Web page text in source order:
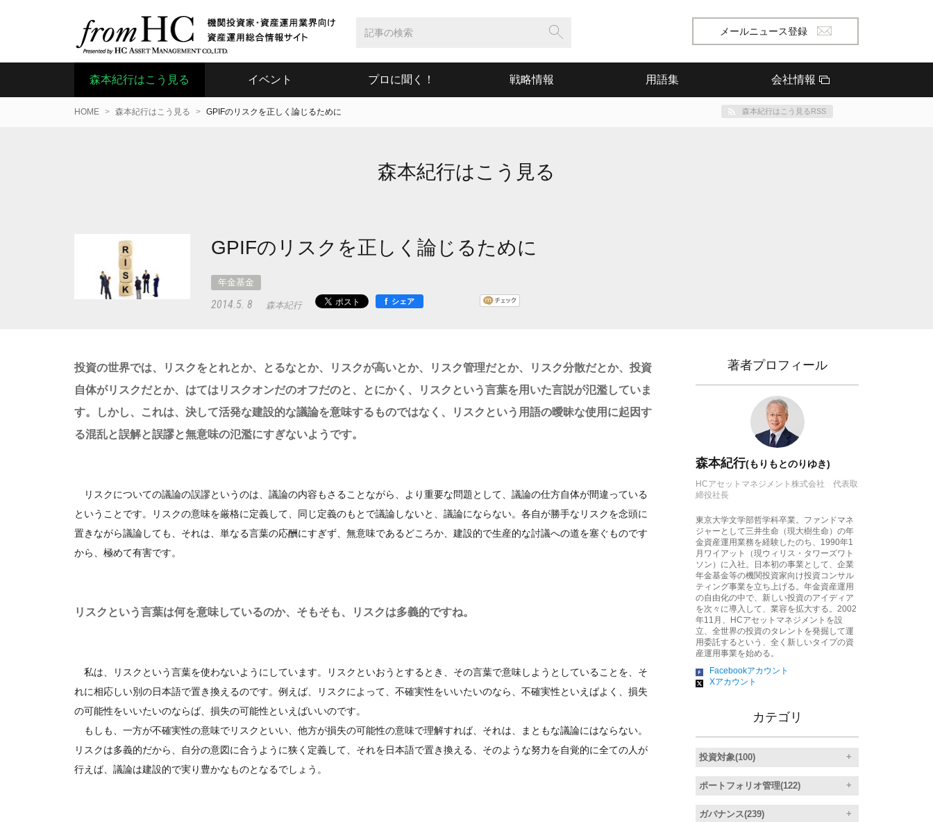
メールニュース登録
森本紀行はこう見る イベント プロに聞く！ 戦略情報 用語集 会社情報
HOME 森本紀行はこう見る GPIFのリスクを正しく論じるために 森本紀行はこう見るRSS
森本紀行はこう見る
GPIFのリスクを正しく論じるために
年金基金
2014.5. 8 森本紀行 f シェア
投資の世界では、リスクをとれとか、とるなとか、リスクが高いとか、リスク管理だとか、リスク分散だとか、投資
自体がリスクだとか、はてはリスクオンだのオフだのと、とにかく、リスクという言葉を用いた言説が氾濫していま
す。しかし、これは、決して活発な建設的な議論を意味するものではなく、リスクという用語の曖昧な使用に起因す
る混乱と誤解と誤謬と無意味の氾濫にすぎないようです。
リスクについての議論の誤謬というのは、議論の内容もさることながら、より重要な問題として、議論の仕方自体が間違っている
ということです。リスクの意味を厳格に定義して、同じ定義のもとで議論しないと、議論にならない。各自が勝手なリスクを念頭に
置きながら議論しても、それは、単なる言葉の応酬にすぎず、無意味であるどころか、建設的で生産的な討議への道を塞ぐものです
から、極めて有害です。
リスクという言葉は何を意味しているのか、そもそも、リスクは多義的ですね。
私は、リスクという言葉を使わないようにしています。リスクといおうとするとき、その言葉で意味しようとしていることを、そ
れに相応しい別の日本語で置き換えるのです。例えば、リスクによって、不確実性をいいたいのなら、不確実性といえばよく、損失
の可能性をいいたいのならば、損失の可能性といえばいいのです。
もしも、一方が不確実性の意味でリスクといい、他方が損失の可能性の意味で理解すれば、それは、まともな議論にはならない。
リスクは多義的だから、自分の意図に合うように狭く定義して、それを日本語で置き換える、そのような努力を自覚的に全ての人が
行えば、議論は建設的で実り豊かなものとなるでしょう。
著者プロフィール
森本紀行(もりもとのりゆき)
HCアセットマネジメント株式会社 代表取
締役社長
東京大学文学部哲学科卒業。ファンドマネ
ジャーとして三井生命（現大樹生命）の年
金資産運用業務を経験したのち、1990年1
月ワイアット（現ウィリス・タワーズワト
ソン）に入社。日本初の事業として、企業
年金基金等の機関投資家向け投資コンサル
ティング事業を立ち上げる。年金資産運用
の自由化の中で、新しい投資のアイディア
を次々に導入して、業容を拡大する。2002
年11月、HCアセットマネジメントを設
立、全世界の投資のタレントを発掘して運
用委託するという、全く新しいタイプの資
産運用事業を始める。
Facebookアカウント
Xアカウント
カテゴリ
投資対象(100)
ポートフォリオ管理(122)
ガバナンス(239)